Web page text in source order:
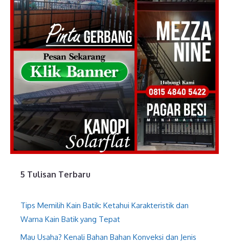
5 Tulisan Terbaru
Tips Memilih Kain Batik: Ketahui Karakteristik dan
Warna Kain Batik yang Tepat
Mau Usaha? Kenali Bahan Bahan Konveksi dan Jenis